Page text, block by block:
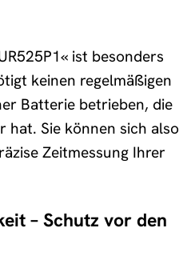
ist besonders
keinen regelmäßigen
Batterie betrieben, die
hat. Sie können sich also
Zeitmessung Ihrer
– Schutz vor den